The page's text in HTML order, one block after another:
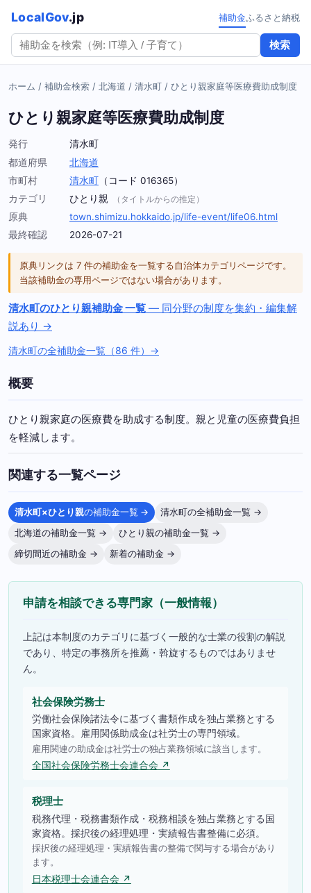
LocalGov.jp
検索
補助金ふるさと納税
ホーム / 補助金検索 / 北海道 / 清水町 / ひとり親家庭等医療費助成制度
ひとり親家庭等医療費助成制度
発行
清水町
都道府県
北海道
市町村
清水町 （コード 016365）
カテゴリ
ひとり親 （タイトルからの推定）
原典
town.shimizu.hokkaido.jp/life-event/life06.html
最終確認
2026-07-21
原典リンクは 7 件の補助金を一覧する自治体カテゴリページです。
当該補助金の専用ページではない場合があります。
清水町のひとり親補助金 一覧 — 同分野の制度を集約・編集解
説あり →
清水町の全補助金一覧（86 件）→
概要
ひとり親家庭の医療費を助成する制度。親と児童の医療費負担
を軽減します。
関連する一覧ページ
清水町×ひとり親の補助金一覧 →
清水町の全補助金一覧 →
北海道の補助金一覧 →
ひとり親の補助金一覧 →
締切間近の補助金 →
新着の補助金 →
申請を相談できる専門家（一般情報）
上記は本制度のカテゴリに基づく一般的な士業の役割の解説
であり、特定の事務所を推薦・斡旋するものではありませ
ん。
社会保険労務士
労働社会保険諸法令に基づく書類作成を独占業務とする
国家資格。雇用関係助成金は社労士の専門領域。
雇用関連の助成金は社労士の独占業務領域に該当します。
全国社会保険労務士会連合会 ↗
税理士
税務代理・税務書類作成・税務相談を独占業務とする国
家資格。採択後の経理処理・実績報告書整備に必須。
採択後の経理処理・実績報告書の整備で関与する場合があり
ます。
日本税理士会連合会 ↗